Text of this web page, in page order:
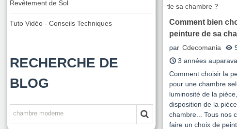
Revêtement de Sol
Tuto Vidéo - Conseils Techniques
RECHERCHE DE
BLOG
Comment bien
peinture de sa
par Cdecomania
3 années
Comment choisir la
pour une chambre
luminosité de la
disposition de la
chambre... Tous nos
faire un choix de